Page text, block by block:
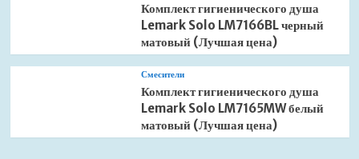
Комплект гигиенического душа
Lemark Solo LM7166BL черный
матовый (Лучшая цена)
Смесители
Комплект гигиенического душа
Lemark Solo LM7165MW белый
матовый (Лучшая цена)